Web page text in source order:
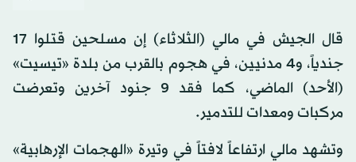
قال الجيش في مالي (الثلاثاء) إن مسلحين قتلوا 17
جندياً، و4 مدنيين، في هجوم بالقرب من بلدة «تيسيت»
(الأحد) الماضي، كما فقد 9 جنود آخرين وتعرضت
مركبات ومعدات للتدمير.
وتشهد مالي ارتفاعاً لافتاً في وتيرة «الهجمات الإرهابية»